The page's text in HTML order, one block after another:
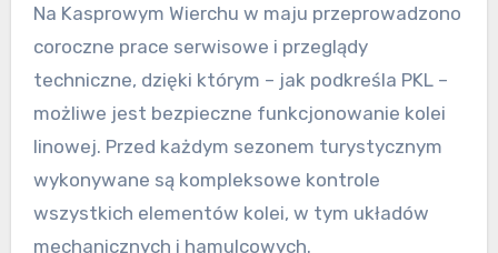
Na Kasprowym Wierchu w maju przeprowadzono
coroczne prace serwisowe i przeglądy
techniczne, dzięki którym – jak podkreśla PKL –
możliwe jest bezpieczne funkcjonowanie kolei
linowej. Przed każdym sezonem turystycznym
wykonywane są kompleksowe kontrole
wszystkich elementów kolei, w tym układów
mechanicznych i hamulcowych.